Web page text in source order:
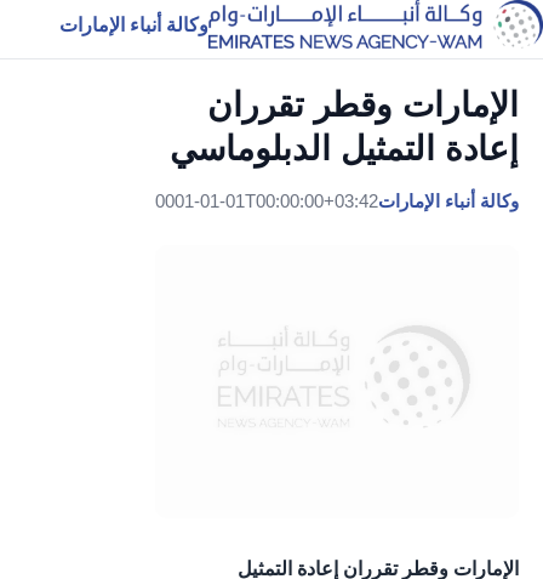
وكالة أنباء الإمارات
الإمارات وقطر تقرران
إعادة التمثيل الدبلوماسي
وكالة أنباء الإمارات0001-01-01T00:00:00+03:42
الإمارات وقطر تقرران إعادة التمثيل